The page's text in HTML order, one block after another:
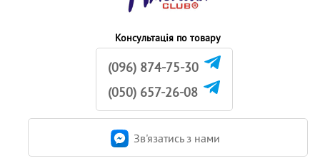
Консультація по товару
(096) 874-75-30
(050) 657-26-08
Зв'язатись з нами